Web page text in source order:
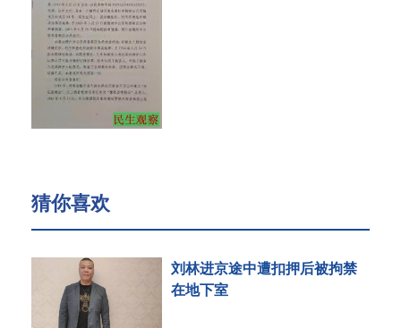
猜你喜欢
刘林进京途中遭扣押后被拘禁
在地下室